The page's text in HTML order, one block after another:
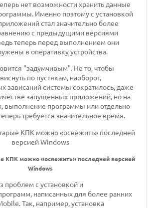
нет возможности хранить данные
Именно поэтому с установкой
стал значительно более
с предыдущими версиями
теперь перед выполнением они
в оперативку устройства.
"задумчивым". Не то, чтобы
по пустякам, наоборот,
зависаний системы сократилось, даже
запущенных приложений, но на
выполнение программы или отдельно
требуется значительное время.
КПК можно «освежить» последней версией
Windows
проблем с установкой и
написанных для более ранних
Так, например, установка